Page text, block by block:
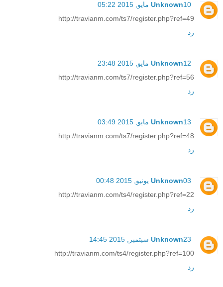
Unknown10 مايو, 2015 05:22
http://travianm.com/ts7/register.php?ref=49
رد
Unknown12 مايو, 2015 23:48
http://travianm.com/ts7/register.php?ref=56
رد
Unknown13 مايو, 2015 03:49
http://travianm.com/ts7/register.php?ref=48
رد
Unknown03 يونيو, 2015 00:48
http://travianm.com/ts4/register.php?ref=22
رد
Unknown23 سبتمبر, 2015 14:45
http://travianm.com/ts4/register.php?ref=100
رد